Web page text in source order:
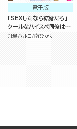
電子版
「SEXしたなら結婚だろ」
クールなハイスペ同僚は執
着ヤバ男でした!?（分冊
飛鳥ハルコ 南ひかり